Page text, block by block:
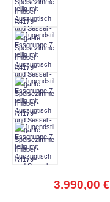
3.990,00 €